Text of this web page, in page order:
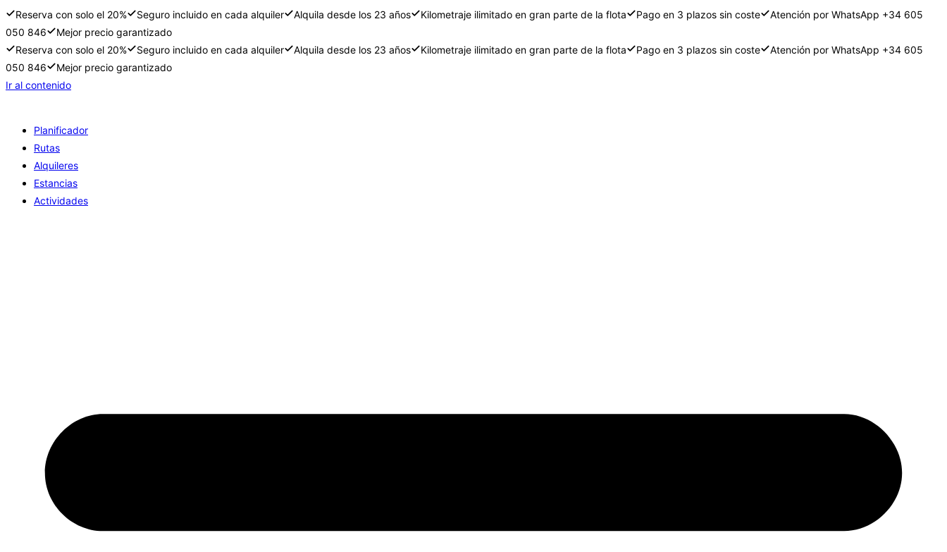
Reserva con solo el 20% Seguro incluido en cada alquiler Alquila desde los 23 años Kilometraje ilimitado en gran parte de la flota Pago en 3 plazos sin coste
Atención por WhatsApp +34 605
050 846
Mejor precio garantizado
Reserva con solo el 20%
Seguro incluido en cada alquiler Alquila desde los 23 años Kilometraje ilimitado en gran parte de la flota Pago en 3 plazos sin coste
Atención por WhatsApp +34 605
050 846
Mejor precio garantizado
Ir al contenido
Planificador
Rutas
Alquileres
Estancias
Actividades